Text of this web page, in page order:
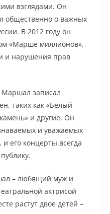
взглядами. Он
общественно о важных
В 2012 году он
«Марше миллионов»,
и нарушения прав
Маршал записал
таких как «Белый
и другие. Он
и уважаемых
его концерты всегда
– любящий муж и
актрисой
растут двое детей –